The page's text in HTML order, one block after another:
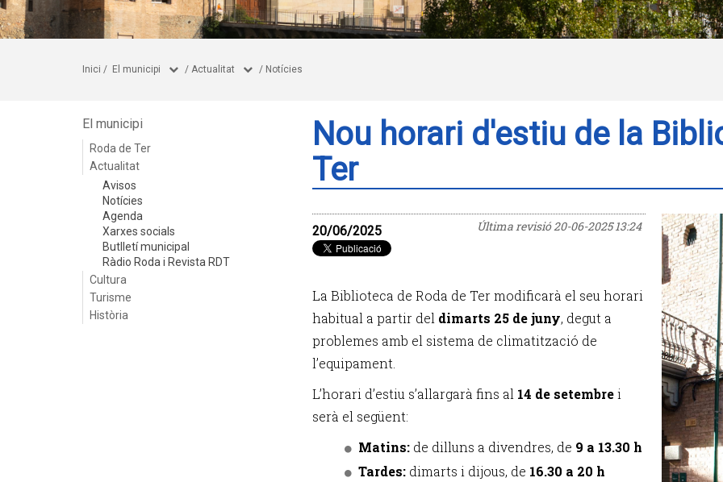
Inici / El municipi / Actualitat / Notícies
El municipi
Roda de Ter
Actualitat
Avisos
Notícies
Agenda
Xarxes socials
Butlletí municipal
Ràdio Roda i Revista RDT
Cultura
Turisme
Història
Nou horari d'estiu de la
Ter
Última revisió20-06-2025 13:24
20/06/2025
La Biblioteca de Roda de Ter modificarà el seu horari
habitual a partir del dimarts 25 de juny, degut a
problemes amb el sistema de climatització de
l’equipament.
L’horari d’estiu s’allargarà fins al 14 de setembrei
serà el següent:
Matins: de dilluns a divendres, de 9 a 13.30 h
Tardes: dimarts i dijous, de 16.30 a 20 h